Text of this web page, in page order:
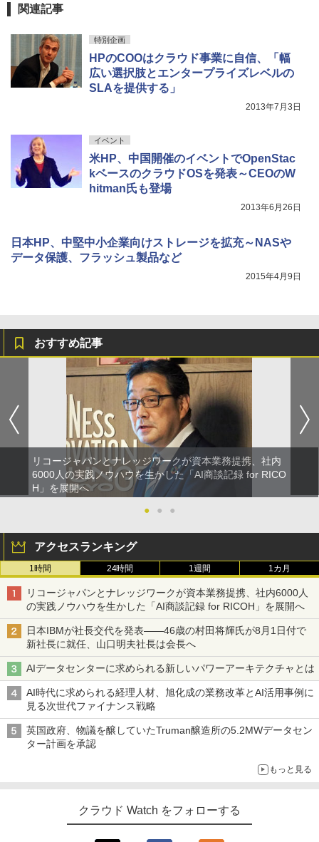
関連記事
特別企画
HPのCOOはクラウド事業に自信、「幅
広い選択肢とエンタープライズレベルの
SLAを提供する」
2013年7月3日
イベント
米HP、中国開催のイベントでOpenStac
kベースのクラウドOSを発表～CEOのW
hitman氏も登場
2013年6月26日
日本HP、中堅中小企業向けストレージを拡充～NASや
データ保護、フラッシュ製品など
2015年4月9日
おすすめ記事
リコージャパンとナレッジワークが資本業務提携、社内
6000人の実践ノウハウを生かした「AI商談記録 for RICO
H」を展開へ
●
● ●
アクセスランキング
1時間 24時間 1週間 1カ月
リコージャパンとナレッジワークが資本業務提携、社内6000人
の実践ノウハウを生かした「AI商談記録 for RICOH」を展開へ
日本IBMが社長交代を発表――46歳の村田将輝氏が8月1日付で
新社長に就任、山口明夫社長は会長へ
AIデータセンターに求められる新しいパワーアーキテクチャとは
AI時代に求められる経理人材、旭化成の業務改革とAI活用事例に
見る次世代ファイナンス戦略
英国政府、物議を醸していたTruman醸造所の5.2MWデータセン
ター計画を承認
もっと見る
クラウド Watch をフォローする